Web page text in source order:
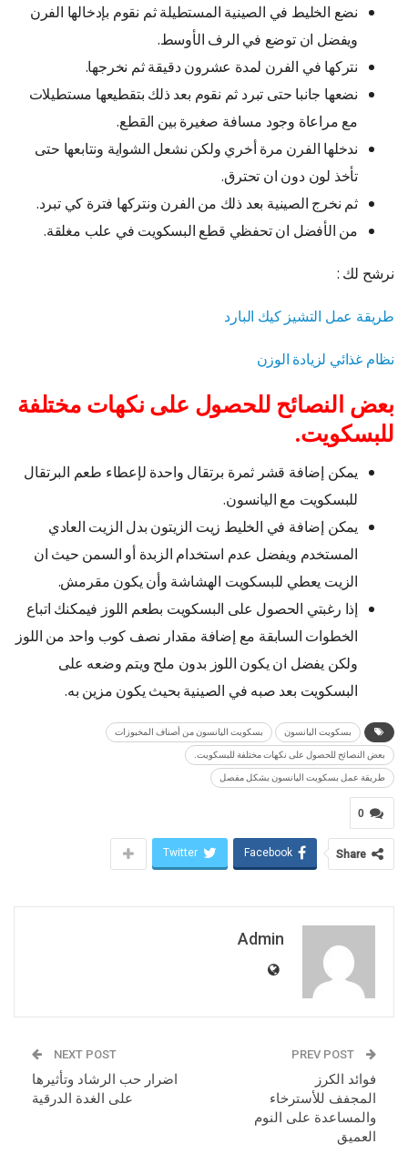
نضع الخليط في الصينية المستطيلة ثم نقوم بإدخالها الفرن
ويفضل ان توضع في الرف الأوسط.
نتركها في الفرن لمدة عشرون دقيقة ثم نخرجها.
نضعها جانبا حتى تبرد ثم نقوم بعد ذلك بتقطيعها مستطيلات
مع مراعاة وجود مسافة صغيرة بين القطع.
ندخلها الفرن مرة أخري ولكن نشعل الشواية ونتابعها حتى
تأخذ لون دون ان تحترق.
ثم نخرج الصينية بعد ذلك من الفرن ونتركها فترة كي تبرد.
من الأفضل ان تحفظي قطع البسكويت في علب مغلقة.
نرشح لك :
طريقة عمل التشيز كيك البارد
نظام غذائي لزيادة الوزن
بعض النصائح للحصول على نكهات مختلفة
للبسكويت.
يمكن إضافة قشر ثمرة برتقال واحدة لإعطاء طعم البرتقال
للبسكويت مع اليانسون.
يمكن إضافة في الخليط زيت الزيتون بدل الزيت العادي
المستخدم ويفضل عدم استخدام الزبدة أو السمن حيث ان
الزيت يعطي للبسكويت الهشاشة وأن يكون مقرمش.
إذا رغبتي الحصول على البسكويت بطعم اللوز فيمكنك اتباع
الخطوات السابقة مع إضافة مقدار نصف كوب واحد من اللوز
ولكن يفضل ان يكون اللوز بدون ملح ويتم وضعه على
البسكويت بعد صبه في الصينية بحيث يكون مزين به.
بسكويت اليانسون بسكويت اليانسون من أصناف المخبوزات
بعض النصائح للحصول على نكهات مختلفة للبسكويت.
طريقة عمل بسكويت اليانسون بشكل مفصل
0
Share
Facebook
Twitter
Admin
فوائد الكرز
المجفف للأسترخاء
والمساعدة على النوم
العميق
NEXT POST
اضرار حب الرشاد وتأثيرها
على الغدة الدرقية